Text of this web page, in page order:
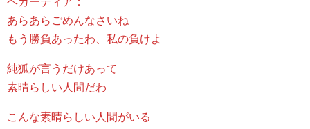
あらあらごめんなさいね
もう勝負あったわ、私の負けよ
純狐が言うだけあって
素晴らしい人間だわ
こんな素晴らしい人間がいる